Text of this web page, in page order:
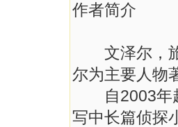
作者简介
文泽尔，旅
尔为主要人物
自2003年起
写中长篇侦探